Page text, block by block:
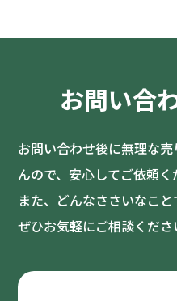
お問い合
お問い合わせ後に無理な
んので、安心してご依頼く
また、どんなささいなこ
ぜひお気軽にご相談くださ